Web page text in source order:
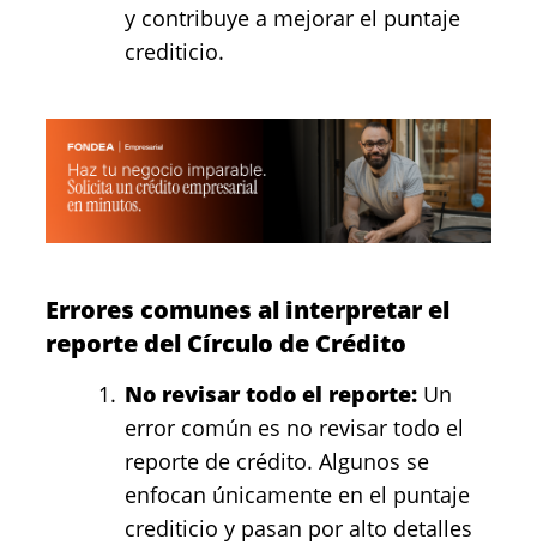
y contribuye a mejorar el puntaje
crediticio.
Errores comunes al interpretar el
reporte del Círculo de Crédito
No revisar todo el reporte: Un
error común es no revisar todo el
reporte de crédito. Algunos se
enfocan únicamente en el puntaje
crediticio y pasan por alto detalles